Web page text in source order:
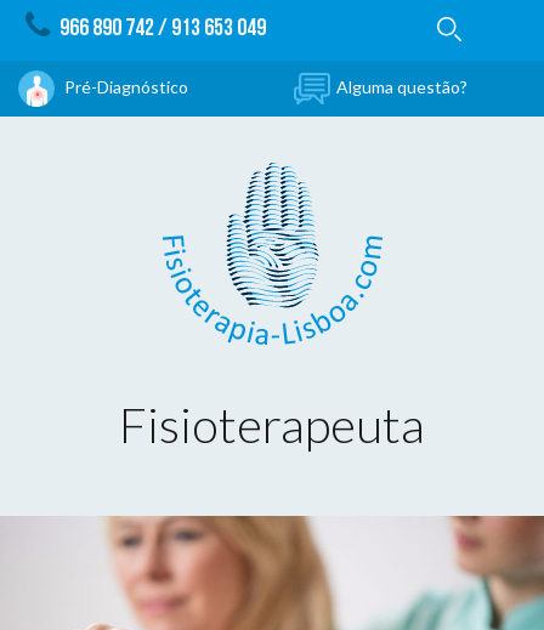
966 890 742/913 653 049
Pré-Diagnóstico Alguma questão?
Fisioterapeuta